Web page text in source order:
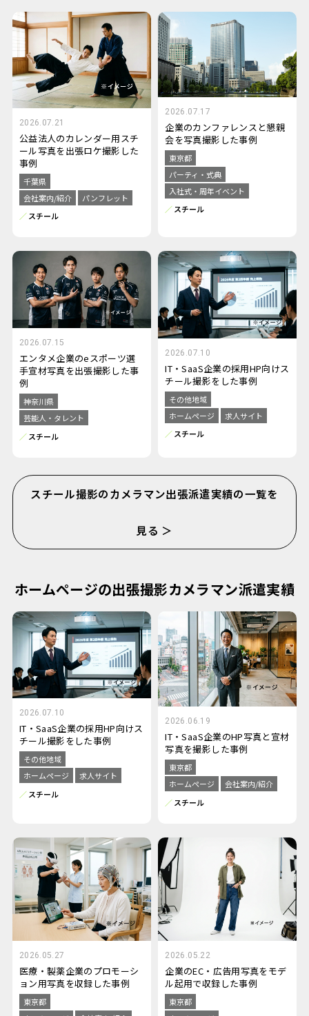
2026.07.21
公益法人のカレンダー用スチ
ール写真を出張ロケ撮影した
事例
千葉県
会社案内/紹介
パンフレット
スチール
2026.07.17
企業のカンファレンスと懇親
会を写真撮影した事例
東京都
パーティ・式典
入社式・周年イベント
スチール
2026.07.15
エンタメ企業のeスポーツ選
手宣材写真を出張撮影した事
例
神奈川県
芸能人・タレント
スチール
2026.07.10
IT・SaaS企業の採用HP向けス
チール撮影をした事例
その他地域
ホームページ
求人サイト
スチール
スチール撮影のカメラマン出張派遣実績の一覧を
見る ＞
ホームページの出張撮影カメラマン派遣実績
2026.07.10
IT・SaaS企業の採用HP向けス
チール撮影をした事例
その他地域
ホームページ
求人サイト
スチール
2026.06.19
IT・SaaS企業のHP写真と宣材
写真を撮影した事例
東京都
ホームページ
会社案内/紹介
スチール
2026.05.27
医療・製薬企業のプロモーシ
ョン用写真を収録した事例
東京都
2026.05.22
企業のEC・広告用写真をモデ
ル起用で収録した事例
東京都